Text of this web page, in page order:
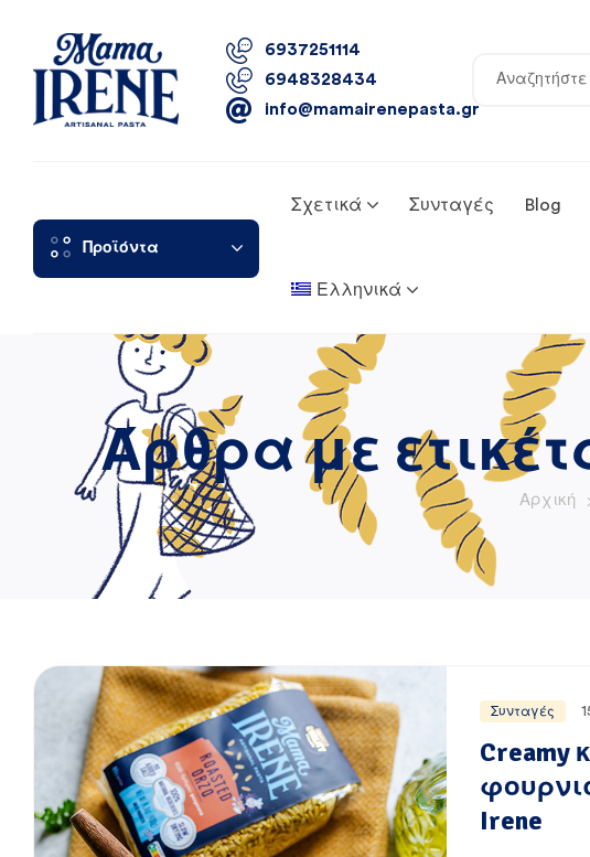
6937251114
6948328434
info@mamairenepasta.gr
Προϊόντα
Σχετικά Συνταγές Blog
Ελληνικά
Άρθρα με
Αρχική
Συνταγές
Irene